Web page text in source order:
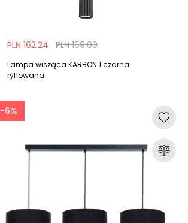
PLN 169.00
PLN 162.24
Lampa wisząca KARBON 1 czarna
ryflowana
-6%